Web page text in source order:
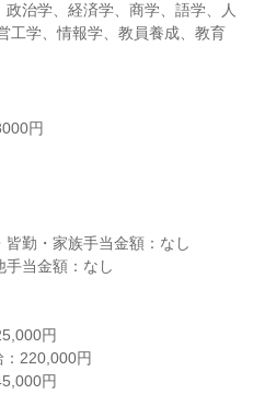
治学、経済学、商学、語学、人
工学、情報学、教員養成、教育
円
勤・家族手当金額：なし
手当金額：なし
円
220,000円
円